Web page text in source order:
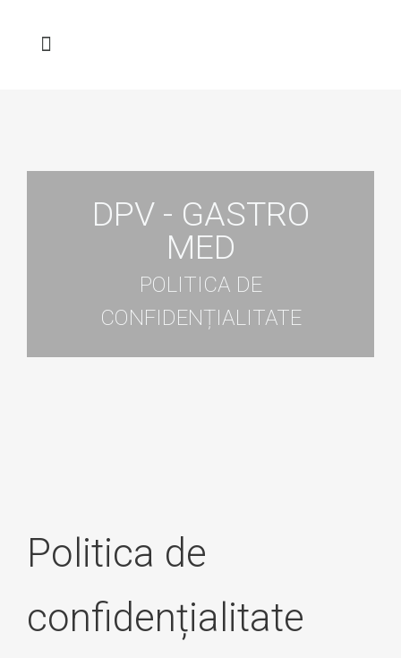
DPV - GASTRO
MED
POLITICA DE
CONFIDENȚIALITATE
Politica de
confidențialitate